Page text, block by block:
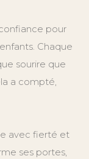
pour
Chaque
sourire que
a compté,
avec fierté et
ses portes,